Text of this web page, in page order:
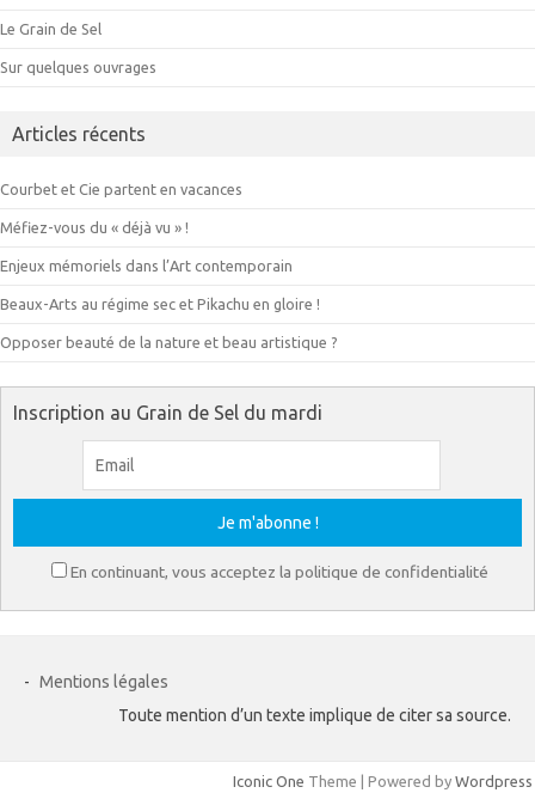
Le Grain de Sel
Sur quelques ouvrages
Articles récents
Courbet et Cie partent en vacances
Méfiez-vous du « déjà vu » !
Enjeux mémoriels dans l’Art contemporain
Beaux-Arts au régime sec et Pikachu en gloire !
Opposer beauté de la nature et beau artistique ?
Inscription au Grain de Sel du mardi
En continuant, vous acceptez la politique de confidentialité
- Mentions légales
Toute mention d’un texte implique de citer sa source.
Iconic One Theme | Powered by Wordpress